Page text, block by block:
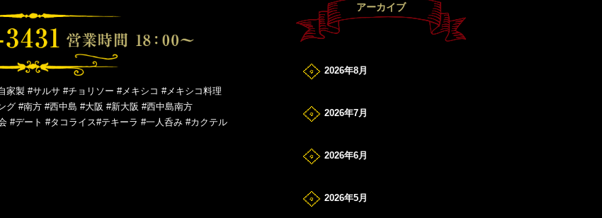
製 #サルサ #チョリソー #メキシコ #メキシコ料理
グ #南方 #西中島 #大阪 #新大阪 #西中島南方
#デート #タコライス#テキーラ #一人呑み #カクテル
アーカイブ
2026年8月
2026年7月
2026年6月
2026年5月